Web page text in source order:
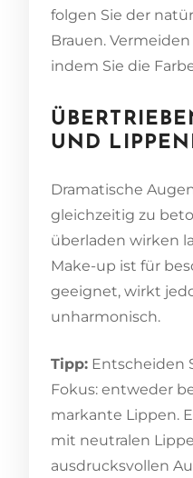
folgen Sie der
Brauen.
indem Sie die
UND
Dramatische
gleichzeitig zu
überladen wirken
Make-up ist für
geeignet, wirkt
unharmonisch.
Tipp: Entscheiden
Fokus: entweder
markante Lippen.
mit neutralen
ausdrucksvollen